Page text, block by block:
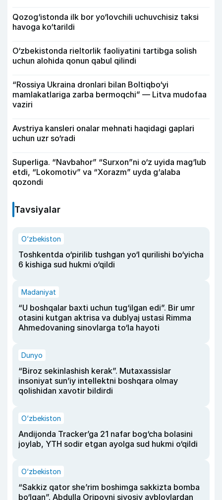
Qozog‘istonda ilk bor yo‘lovchili uchuvchisiz taksi
havoga ko‘tarildi
O‘zbekistonda rieltorlik faoliyatini tartibga solish
uchun alohida qonun qabul qilindi
“Rossiya Ukraina dronlari bilan Boltiqbo‘yi
mamlakatlariga zarba bermoqchi” — Litva mudofaa
vaziri
Avstriya kansleri onalar mehnati haqidagi gaplari
uchun uzr so‘radi
Superliga. “Navbahor” “Surxon”ni o‘z uyida mag‘lub
etdi, “Lokomotiv” va “Xorazm” uyda g‘alaba
qozondi
Tavsiyalar
O‘zbekiston
Toshkentda o‘pirilib tushgan yo‘l qurilishi bo‘yicha
6 kishiga sud hukmi o‘qildi
Madaniyat
“U boshqalar baxti uchun tug‘ilgan edi”. Bir umr
otasini kutgan aktrisa va dublyaj ustasi Rimma
Ahmedovaning sinovlarga to‘la hayoti
Dunyo
“Biroz sekinlashish kerak”. Mutaxassislar
insoniyat sun’iy intellektni boshqara olmay
qolishidan xavotir bildirdi
O‘zbekiston
Andijonda Tracker’ga 21 nafar bog‘cha bolasini
joylab, YTH sodir etgan ayolga sud hukmi o‘qildi
O‘zbekiston
“Sakkiz qator she’rim boshimga sakkizta bomba
bo‘lgan”. Abdulla Oripovni siyosiy ayblovlardan